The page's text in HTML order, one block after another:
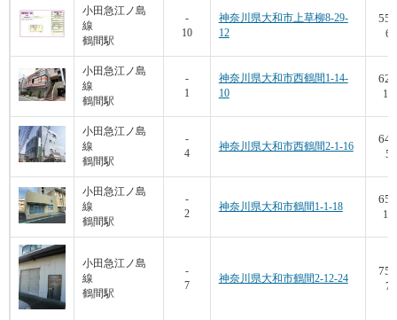
小田急江ノ島
線
鶴間駅
-
10
神奈川県大和市上草柳8-29-
12
小田急江ノ島
線
鶴間駅
-
1
神奈川県大和市西鶴間1-14-
10
小田急江ノ島
線
鶴間駅
-
4
神奈川県大和市西鶴間2-1-16
小田急江ノ島
線
鶴間駅
-
2
神奈川県大和市鶴間1-1-18
小田急江ノ島
線
鶴間駅
-
7
神奈川県大和市鶴間2-12-24